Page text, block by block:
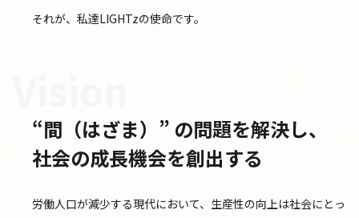
それが、私達LIGHTzの使命です。
“間（はざま）” の問題を解決し、
社会の成長機会を創出する
労働人口が減少する現代において、生産性の向上は社会にとっ